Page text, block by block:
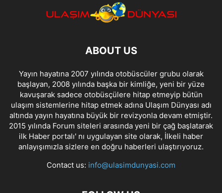
ABOUT US
Yayın hayatına 2007 yılında otobüscüler grubu olarak
başlayan, 2008 yılında başka bir kimliğe, yeni bir yüze
kavuşarak sadece otobüsçülere hitap etmeyip bütün
ulaşım sistemlerine hitap etmek adına Ulaşım Dünyası adı
altında yayın hayatına büyük bir revizyonla devam etmiştir.
2015 yılında Forum siteleri arasında yeni bir çağ başlatarak
ilk Haber portalı' nı uygulayan site olarak, İlkeli haber
anlayışımızla sizlere en doğru haberleri ulaştırıyoruz.
Contact us: info@ulasimdunyasi.com